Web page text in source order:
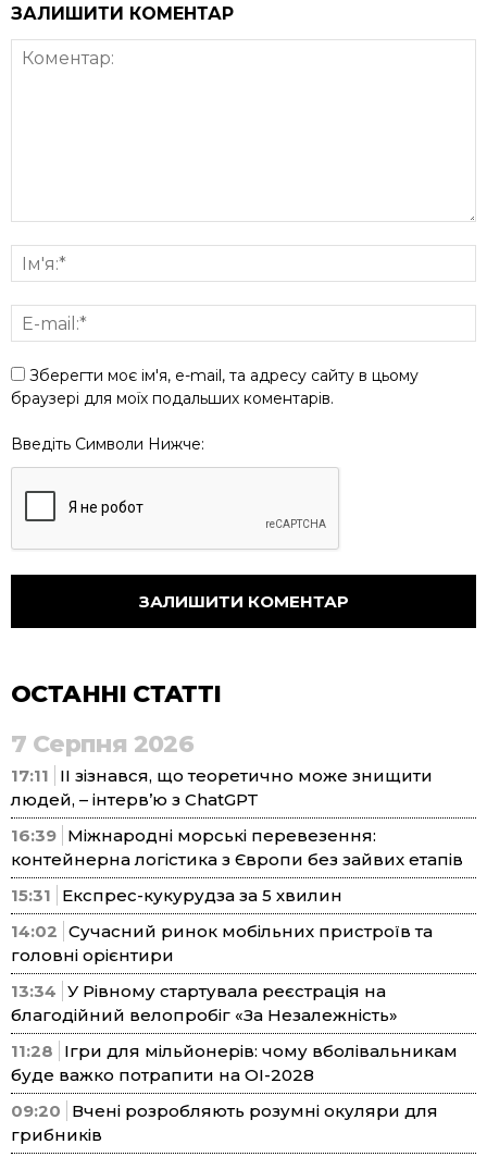
ЗАЛИШИТИ КОМЕНТАР
Зберегти моє ім'я, e-mail, та адресу сайту в цьому
браузері для моїх подальших коментарів.
Введіть Символи Нижче:
ОСТАННІ СТАТТІ
7 Серпня 2026
17:11
ІІ зізнався, що теоретично може знищити
людей, – інтерв’ю з ChatGPT
16:39 Міжнародні морські перевезення:
контейнерна логістика з Європи без зайвих етапів
15:31
Експрес-кукурудза за 5 хвилин
14:02 Сучасний ринок мобільних пристроїв та
головні орієнтири
13:34 У Рівному стартувала реєстрація на
благодійний велопробіг «За Незалежність»
11:28
Ігри для мільйонерів: чому вболівальникам
буде важко потрапити на ОІ-2028
09:20
Вчені розробляють розумні окуляри для
грибників